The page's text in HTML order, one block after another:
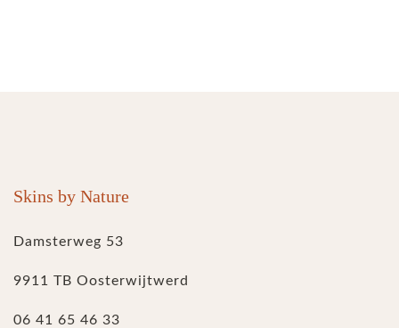
Skins by Nature
Damsterweg 53
9911 TB Oosterwijtwerd
06 41 65 46 33